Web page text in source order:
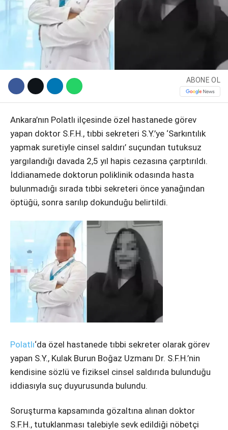
WhatsApp İhbar Hattı
Facebook
Youtube
ABONE OL
Ankara’nın Polatlı ilçesinde özel hastanede görev
yapan doktor S.F.H., tıbbi sekreteri S.Y.’ye ‘Sarkıntılık
yapmak suretiyle cinsel saldırı’ suçundan tutuksuz
yargılandığı davada 2,5 yıl hapis cezasına çarptırıldı.
İddianamede doktorun poliklinik odasında hasta
bulunmadığı sırada tıbbi sekreteri önce yanağından
öptüğü, sonra sarılıp dokunduğu belirtildi.
Polatlı‘da özel hastanede tıbbi sekreter olarak görev
yapan S.Y., Kulak Burun Boğaz Uzmanı Dr. S.F.H.’nin
kendisine sözlü ve fiziksel cinsel saldırıda bulunduğu
iddiasıyla suç duyurusunda bulundu.
Soruşturma kapsamında gözaltına alınan doktor
S.F.H., tutuklanması talebiyle sevk edildiği nöbetçi